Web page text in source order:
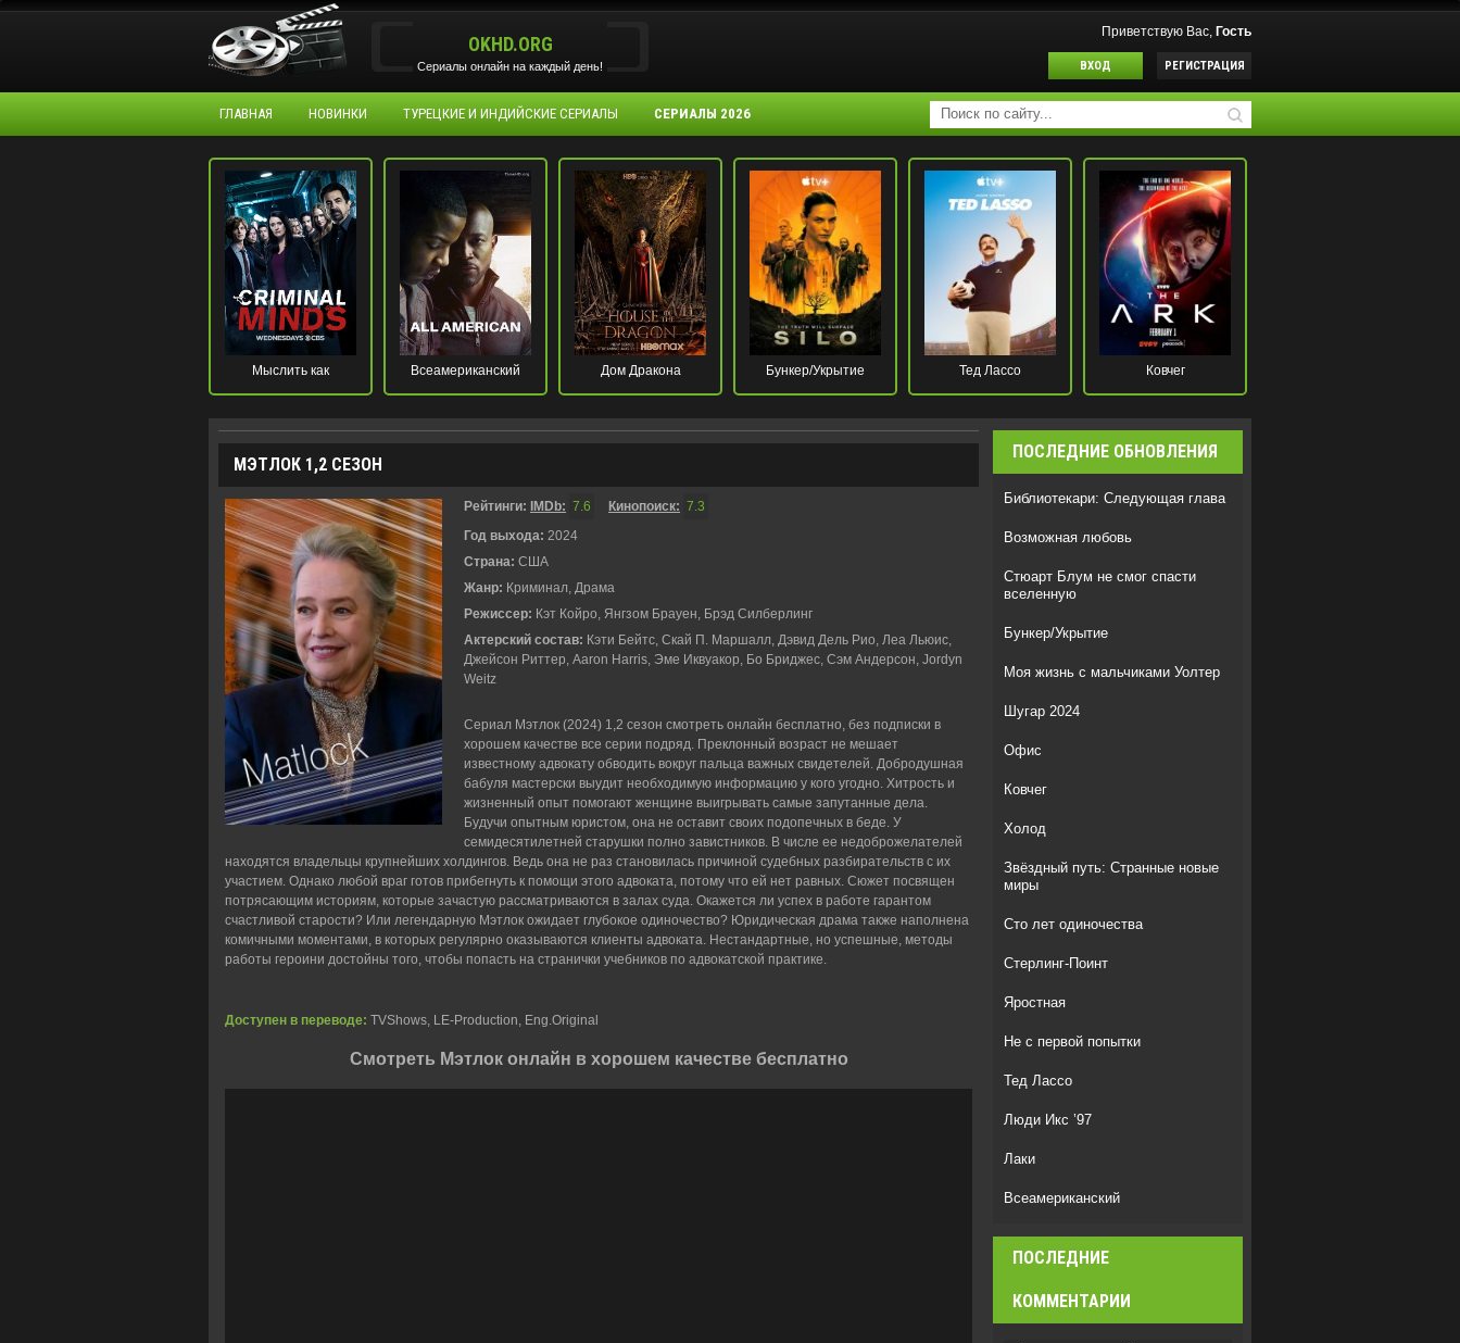
OKHD.ORG
Сериалы онлайн на каждый день!
Приветствую Вас, Гость
ВХОД РЕГИСТРАЦИЯ
ГЛАВНАЯ НОВИНКИ ТУРЕЦКИЕ И ИНДИЙСКИЕ СЕРИАЛЫ СЕРИАЛЫ 2026
Мыслить как
преступник
Всеамериканский Дом Дракона Бункер/Укрытие Тед Лассо Ковчег
МЭТЛОК 1,2 СЕЗОН
Рейтинги: IMDb: 7.6 Кинопоиск: 7.3
Год выхода: 2024
Страна: США
Жанр: Криминал, Драма
Режиссер: Кэт Койро, Янгзом Брауен, Брэд Силберлинг
Актерский состав: Кэти Бейтс, Скай П. Маршалл, Дэвид Дель Рио, Леа Льюис,
Джейсон Риттер, Aaron Harris, Эме Иквуакор, Бо Бриджес, Сэм Андерсон, Jordyn
Weitz
Сериал Мэтлок (2024) 1,2 сезон смотреть онлайн бесплатно, без подписки в
хорошем качестве все серии подряд. Преклонный возраст не мешает
известному адвокату обводить вокруг пальца важных свидетелей. Добродушная
бабуля мастерски выудит необходимую информацию у кого угодно. Хитрость и
жизненный опыт помогают женщине выигрывать самые запутанные дела.
Будучи опытным юристом, она не оставит своих подопечных в беде. У
семидесятилетней старушки полно завистников. В числе ее недоброжелателей
находятся владельцы крупнейших холдингов. Ведь она не раз становилась причиной судебных разбирательств с их
участием. Однако любой враг готов прибегнуть к помощи этого адвоката, потому что ей нет равных. Сюжет посвящен
потрясающим историям, которые зачастую рассматриваются в залах суда. Окажется ли успех в работе гарантом
счастливой старости? Или легендарную Мэтлок ожидает глубокое одиночество? Юридическая драма также наполнена
комичными моментами, в которых регулярно оказываются клиенты адвоката. Нестандартные, но успешные, методы
работы героини достойны того, чтобы попасть на странички учебников по адвокатской практике.
Доступен в переводе: TVShows, LE-Production, Eng.Original
Смотреть Мэтлок онлайн в хорошем качестве бесплатно
ПОСЛЕДНИЕ ОБНОВЛЕНИЯ
Библиотекари: Следующая глава
Возможная любовь
Стюарт Блум не смог спасти
вселенную
Бункер/Укрытие
Моя жизнь с мальчиками Уолтер
Шугар 2024
Офис
Ковчег
Холод
Звёздный путь: Странные новые
миры
Сто лет одиночества
Стерлинг-Поинт
Яростная
Не с первой попытки
Тед Лассо
Люди Икс ’97
Лаки
Всеамериканский
Дом, который построили Драконы
ПОСЛЕДНИЕ
КОММЕНТАРИИ